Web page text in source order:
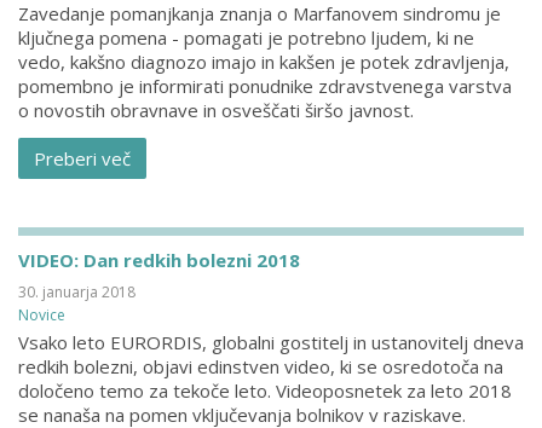
Zavedanje pomanjkanja znanja o Marfanovem sindromu je
ključnega pomena - pomagati je potrebno ljudem, ki ne
vedo, kakšno diagnozo imajo in kakšen je potek zdravljenja,
pomembno je informirati ponudnike zdravstvenega varstva
o novostih obravnave in osveščati širšo javnost.
Preberi več
VIDEO: Dan redkih bolezni 2018
30. januarja 2018
Novice
Vsako leto EURORDIS, globalni gostitelj in ustanovitelj dneva
redkih bolezni, objavi edinstven video, ki se osredotoča na
določeno temo za tekoče leto. Videoposnetek za leto 2018
se nanaša na pomen vključevanja bolnikov v raziskave.